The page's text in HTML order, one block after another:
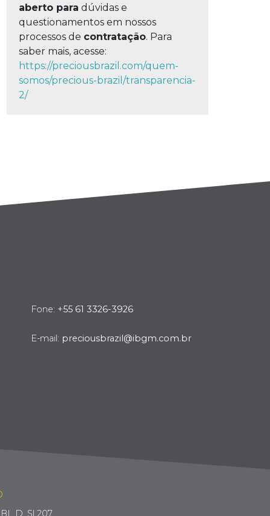
aberto para dúvidas e
questionamentos em nossos
processos de contratação. Para
saber mais, acesse:
https://preciousbrazil.com/quem-
somos/precious-brazil/transparencia-
2/
Fone: +55 61 3326-3926
E-mail: preciousbrazil@ibgm.com.br
D, Sl 207.